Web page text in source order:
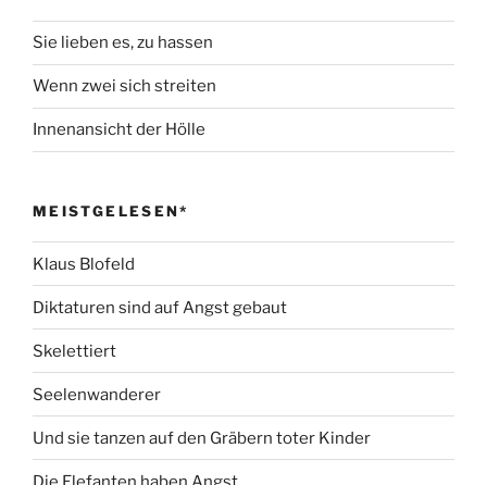
Sie lieben es, zu hassen
Wenn zwei sich streiten
Innenansicht der Hölle
MEISTGELESEN*
Klaus Blofeld
Diktaturen sind auf Angst gebaut
Skelettiert
Seelenwanderer
Und sie tanzen auf den Gräbern toter Kinder